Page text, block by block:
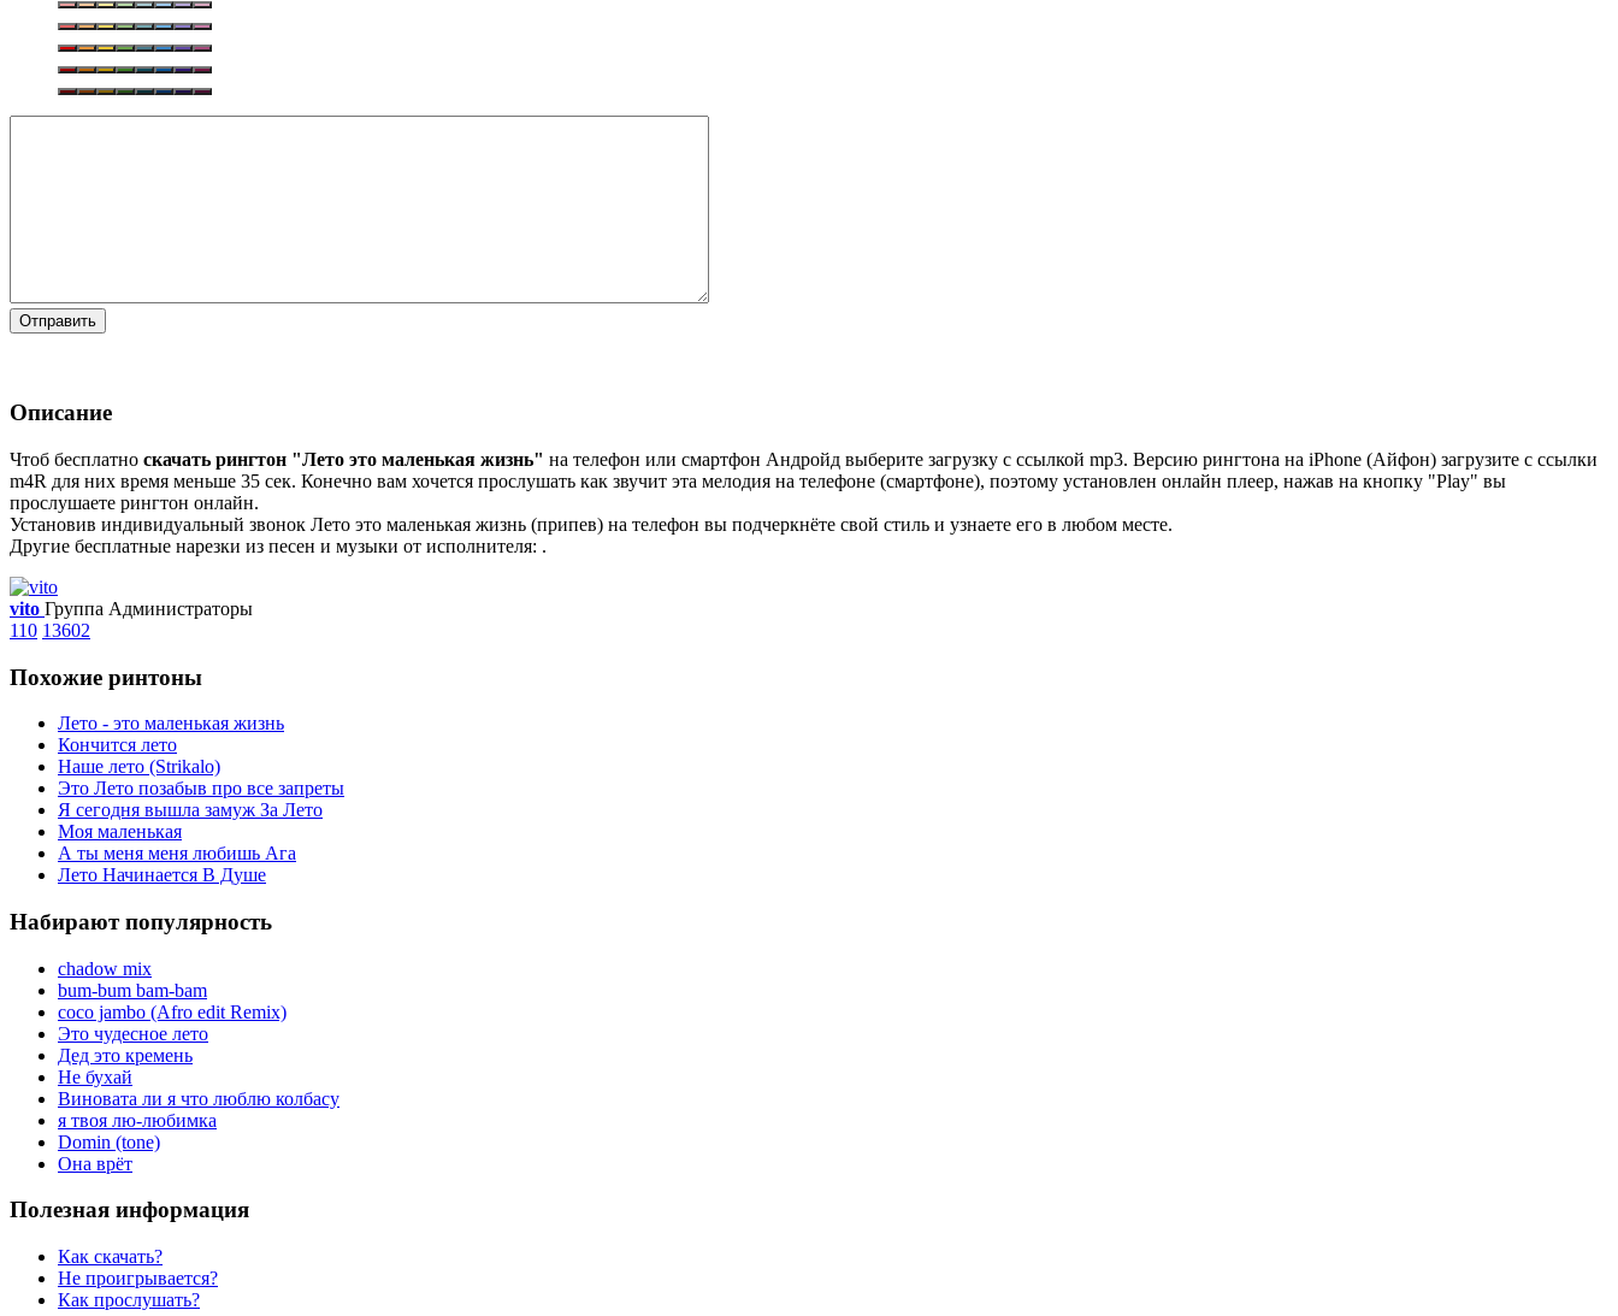
Отправить
Описание
Чтоб бесплатно скачать рингтон "Лето это маленькая жизнь" на телефон или смартфон Андройд выберите загрузку с ссылкой mp3. Версию рингтона на iPhone (Айфон) загрузите с ссылки
m4R для них время меньше 35 сек. Конечно вам хочется прослушать как звучит эта мелодия на телефоне (смартфоне), поэтому установлен онлайн плеер, нажав на кнопку "Play" вы
прослушаете рингтон онлайн.
Установив индивидуальный звонок Лето это маленькая жизнь (припев) на телефон вы подчеркнёте свой стиль и узнаете его в любом месте.
Другие бесплатные нарезки из песен и музыки от исполнителя: .
vito Группа Администраторы
110 13602
Похожие ринтоны
Лето - это маленькая жизнь
Кончится лето
Наше лето (Strikalo)
Это Лето позабыв про все запреты
Я сегодня вышла замуж За Лето
Моя маленькая
А ты меня меня любишь Ага
Лето Начинается В Душе
Набирают популярность
chadow mix
bum-bum bam-bam
coco jambo (Afro edit Remix)
Это чудесное лето
Дед это кремень
Не бухай
Виновата ли я что люблю колбасу
я твоя лю-любимка
Domin (tone)
Она врёт
Полезная информация
Как скачать?
Не проигрывается?
Как прослушать?